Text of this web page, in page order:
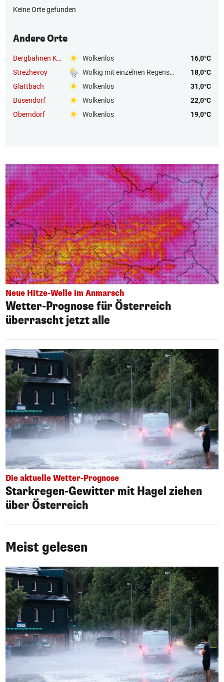
Keine Orte gefunden
Andere Orte
Bergbahnen Kühtai Wolkenlos
16,0°C
Strezhevoy
Wolkig mit einzelnen Regenschauern
18,0°C
Glattbach
Wolkenlos
31,0°C
Busendorf
Wolkenlos
22,0°C
Oberndorf
Wolkenlos 19,0°C
Neue Hitze-Welle im Anmarsch
Wetter-Prognose für Österreich
überrascht jetzt alle
Die aktuelle Wetter-Prognose
Starkregen-Gewitter mit Hagel ziehen
über Österreich
Meist gelesen